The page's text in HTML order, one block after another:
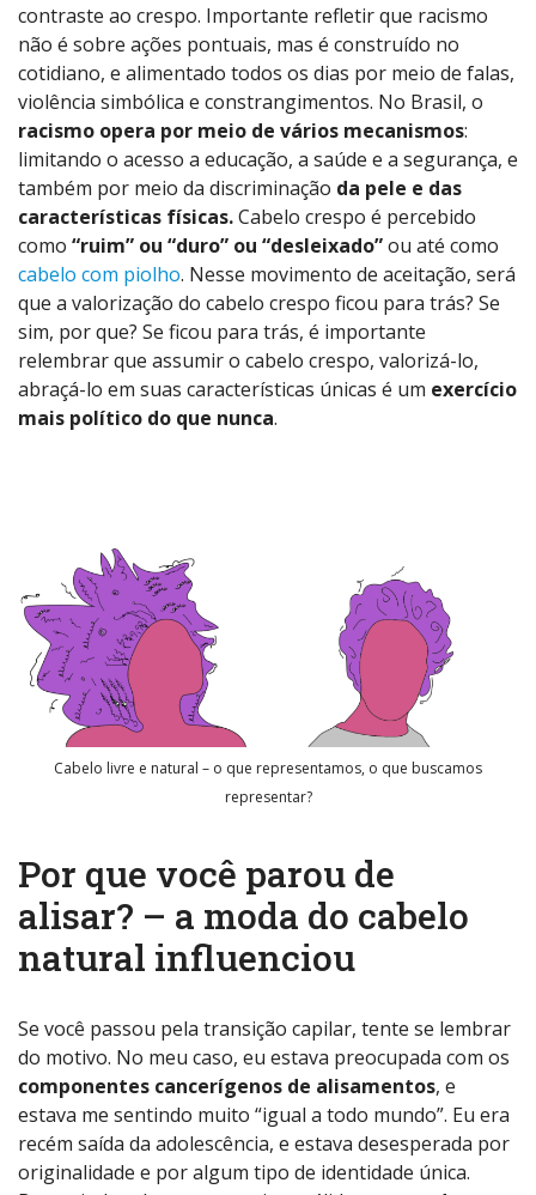
contraste ao crespo. Importante refletir que racismo
não é sobre ações pontuais, mas é construído no
cotidiano, e alimentado todos os dias por meio de falas,
violência simbólica e constrangimentos. No Brasil, o
racismo opera por meio de vários mecanismos:
limitando o acesso a educação, a saúde e a segurança, e
também por meio da discriminação da pele e das
características físicas.Cabelo crespo é percebido
como “ruim” ou “duro” ou “desleixado”ou até como
cabelo com piolho. Nesse movimento de aceitação, será
que a valorização do cabelo crespo ficou para trás? Se
sim, por que? Se ficou para trás, é importante
relembrar que assumir o cabelo crespo, valorizá-lo,
abraçá-lo em suas características únicas é um exercício
mais político do que nunca.
Cabelo livre e natural – o que representamos, o que buscamos
representar?
Por que você parou de
alisar? – a moda do cabelo
natural influenciou
Se você passou pela transição capilar, tente se lembrar
do motivo. No meu caso, eu estava preocupada com os
componentes cancerígenos de alisamentos, e
estava me sentindo muito “igual a todo mundo”. Eu era
recém saída da adolescência, e estava desesperada por
originalidade e por algum tipo de identidade única.